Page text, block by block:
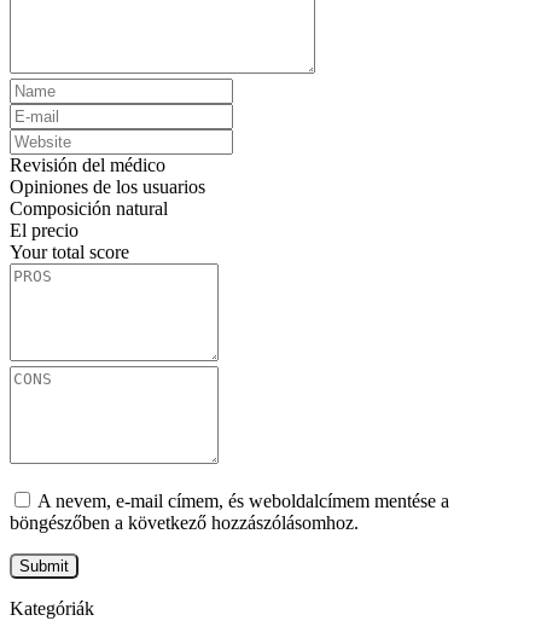
Revisión del médico
Opiniones de los usuarios
Composición natural
El precio
Your total score
A nevem, e-mail címem, és weboldalcímem mentése a
böngészőben a következő hozzászólásomhoz.
Kategóriák